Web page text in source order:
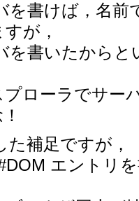
を書けば，名
が，
を書いたから
ローラでサー
た補足ですが，
エントリ